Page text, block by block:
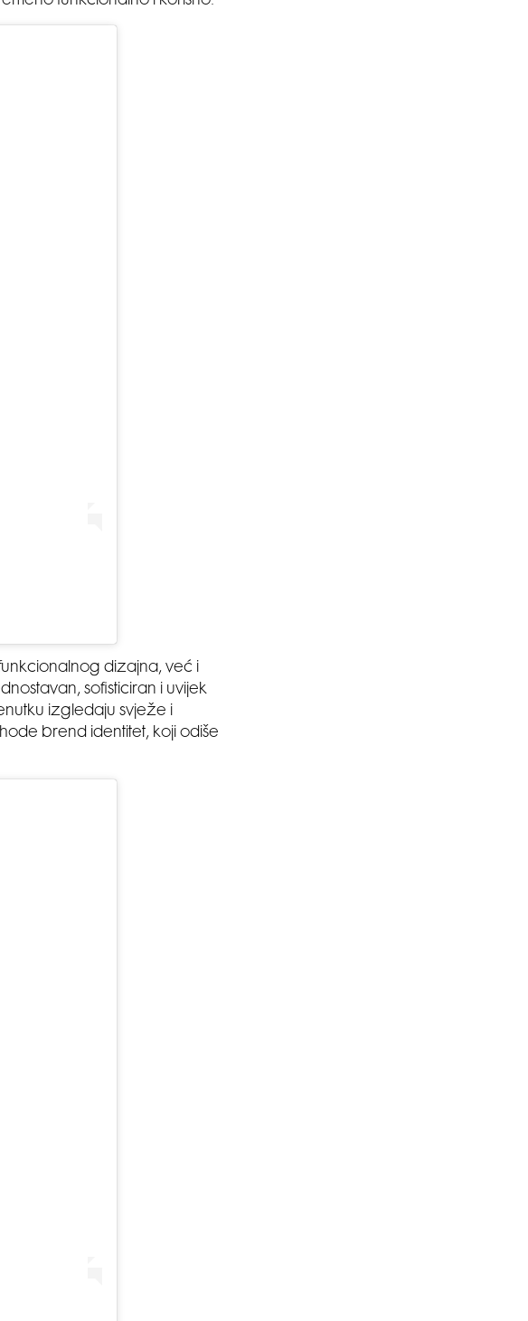
dizajna, već i
sofisticiran i uvijek
izgledaju svježe i
brend identitet, koji odiše